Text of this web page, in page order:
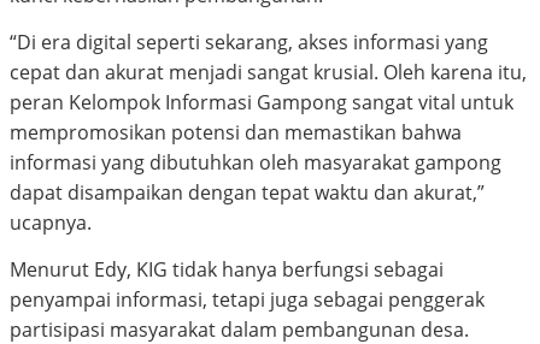
“Di era digital seperti sekarang, akses informasi yang
cepat dan akurat menjadi sangat krusial. Oleh karena itu,
peran Kelompok Informasi Gampong sangat vital untuk
mempromosikan potensi dan memastikan bahwa
informasi yang dibutuhkan oleh masyarakat gampong
dapat disampaikan dengan tepat waktu dan akurat,”
ucapnya.
Menurut Edy, KIG tidak hanya berfungsi sebagai
penyampai informasi, tetapi juga sebagai penggerak
partisipasi masyarakat dalam pembangunan desa.